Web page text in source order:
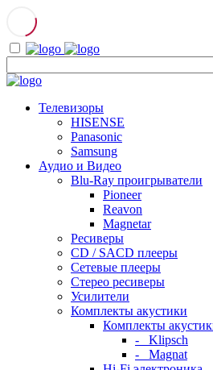
Телевизоры
HISENSE
Panasonic
Samsung
Аудио и Видео
Blu-Ray проигрыватели
Pioneer
Reavon
Magnetar
Ресиверы
CD / SACD плееры
Сетевые плееры
Стерео ресиверы
Усилители
Комплекты акустики
Комплекты
- Klipsch
- Magnat